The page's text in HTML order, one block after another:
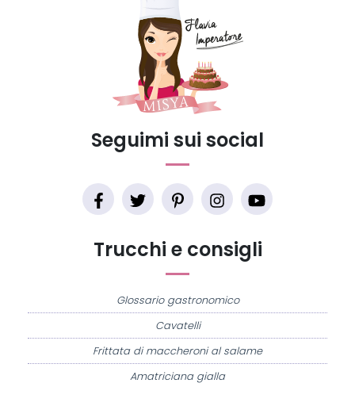
Trucchi e consigli
Glossario gastronomico
Cavatelli
Frittata di maccheroni al salame
Amatriciana gialla
Seguimi sui social